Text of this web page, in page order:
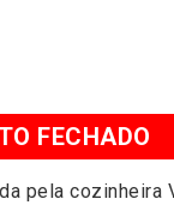
FECHADO
pela